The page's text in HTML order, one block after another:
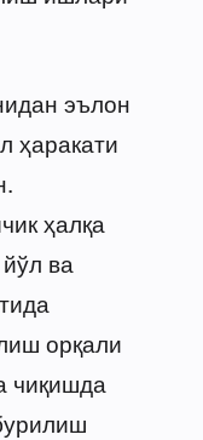
эълон
ҳаракати
ҳалқа
ва
орқали
чиқишда